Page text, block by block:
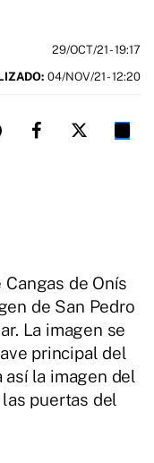
29/OCT/21- 19:17
04/NOV/21 - 12:20
de Onís
de San Pedro
La imagen se
principal del
la imagen del
puertas del